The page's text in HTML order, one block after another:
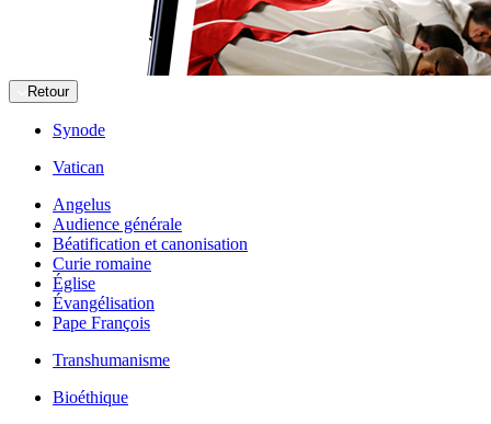
Retour
Synode
Vatican
Angelus
Audience générale
Béatification et canonisation
Curie romaine
Église
Évangélisation
Pape François
Transhumanisme
Bioéthique